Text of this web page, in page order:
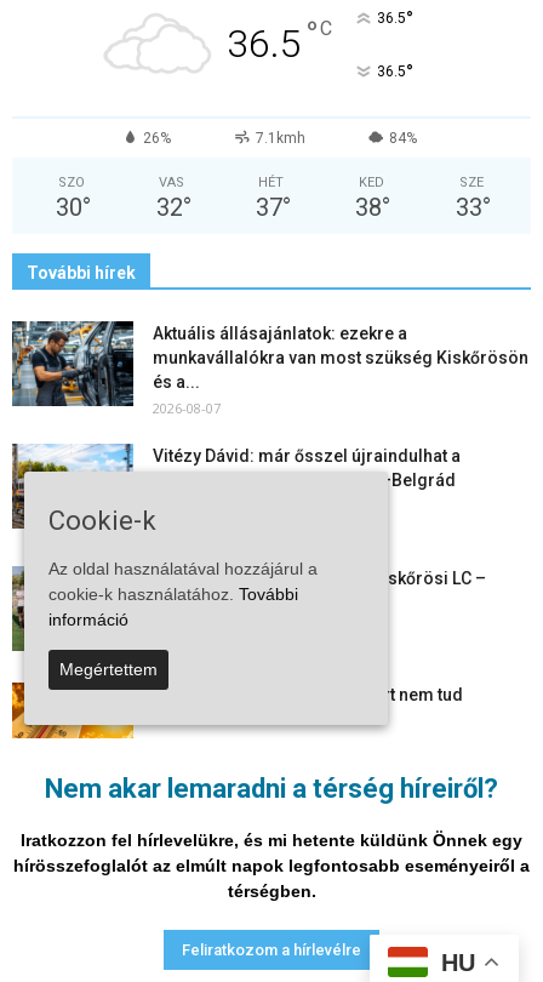
Nem akar lemaradni a térség híreiről?
Iratkozzon fel hírlevelükre, és mi hetente küldünk Önnek egy
hírösszefoglalót az elmúlt napok legfontosabb eseményeiről a
térségben.
Feliratkozom a hírlevélre
36.5 °C 36.5°
36.5°
26% 7.1kmh 84%
SZO
30°
VAS
32°
HÉT
37°
KED
38°
SZE
33°
További hírek
Aktuális állásajánlatok: ezekre a
munkavállalókra van most szükség Kiskőrösön
és a...
2026-08-07
Vitézy Dávid: már ősszel újraindulhat a
személyszállítás a Budapest–Belgrád
2026-08-06
Megkezdte a felkészülést a Kiskőrösi LC –
együtt maradt a keret,...
Mi történik Európa felett? Ezért nem tud
Kiskőrösön – útburkolati jeleket festenek és...
2026-08-05
Adatvédelmi nyilatkozat Médiaajánlat Impresszum
HU
Cookie-k
Az oldal használatával hozzájárul a
cookie-k használatához. További
információ
Megértettem